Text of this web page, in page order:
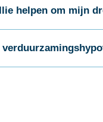
helpen om mijn